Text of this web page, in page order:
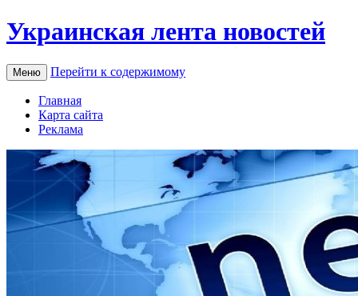
Украинская лента новостей
Меню Перейти к содержимому
Главная
Карта сайта
Реклама